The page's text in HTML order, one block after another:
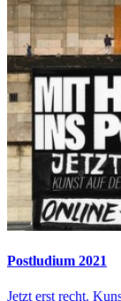
Postludium 2021
Jetzt erst recht.